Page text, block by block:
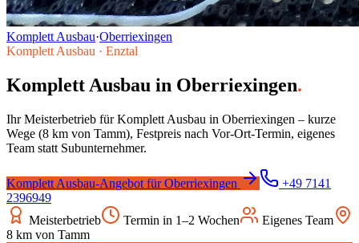
Komplett Ausbau·Oberriexingen
Komplett Ausbau · Enztal
Komplett Ausbau in Oberriexingen.
Ihr Meisterbetrieb fürKomplett Ausbau in Oberriexingen – kurze
Wege (8 km von Tamm), Festpreis nach Vor-Ort-Termin, eigenes
Team statt Subunternehmer.
Komplett Ausbau-Angebot fürOberriexingen
+49 7141
2396949
Meisterbetrieb
Termin in 1–2 Wochen
Eigenes Team
8 km von Tamm